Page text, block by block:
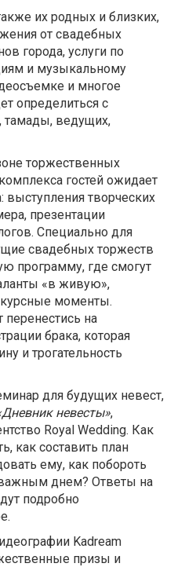
их родных и близких,
от свадебных
города, услуги по
и музыкальному
и многое
определиться с
тамады, ведущих,
торжественных
гостей ожидает
творческих
презентации
Специально для
свадебных торжеств
программу, где смогут
«в живую»,
моменты.
перенестись на
брака, которая
и трогательность
для будущих невест,
невесты»,
Royal Wedding. Как
как составить план
ему, как побороть
важным днем? Ответы на
подробно
Kadream
призы и